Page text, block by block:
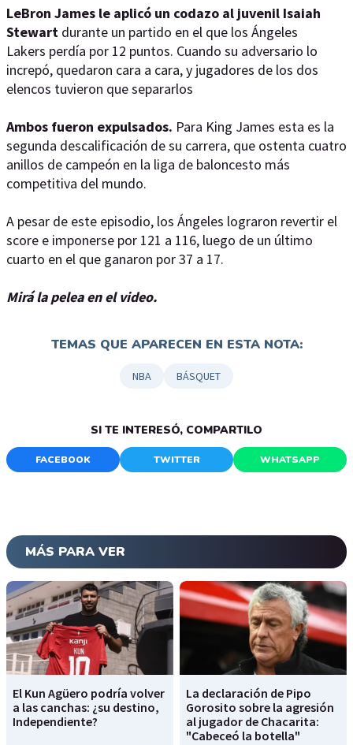
LeBron James le aplicó un codazo al juvenil Isaiah
Stewart durante un partido en el que los Ángeles
Lakers perdía por 12 puntos. Cuando su adversario lo
increpó, quedaron cara a cara, y jugadores de los dos
elencos tuvieron que separarlos
Ambos fueron expulsados. Para King James esta es la
segunda descalificación de su carrera, que ostenta cuatro
anillos de campeón en la liga de baloncesto más
competitiva del mundo.
A pesar de este episodio, los Ángeles lograron revertir el
score e imponerse por 121 a 116, luego de un último
cuarto en el que ganaron por 37 a 17.
Mirá la pelea en el video.
TEMAS QUE APARECEN EN ESTA NOTA:
NBA BÁSQUET
SI TE INTERESÓ, COMPARTILO
FACEBOOK TWITTER WHATSAPP
MÁS PARA VER
El Kun Agüero podría volver
a las canchas: ¿su destino,
Independiente?
La declaración de Pipo
Gorosito sobre la agresión
al jugador de Chacarita:
"Cabeceó la botella"